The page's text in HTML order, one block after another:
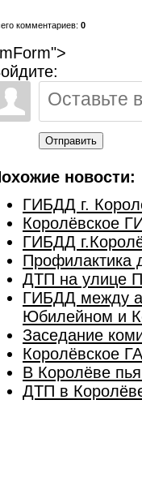
комментариев: 0
Отправить
новости:
ГИБДД г.
Королёвское
ГИБДД
Профилактика
ДТП на улице
ГИБДД между
Юбилейном и
Заседание
Королёвское
В Королёве
ДТП в